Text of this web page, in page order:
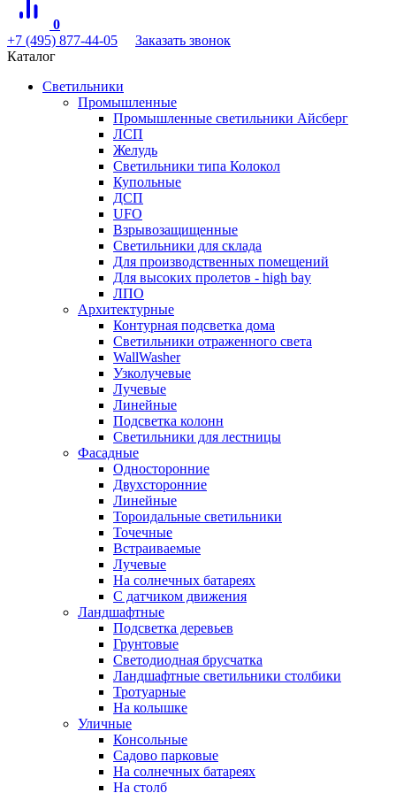
0
+7 (495) 877-44-05
Заказать звонок
Каталог
Светильники
Промышленные
Промышленные светильники Айсберг
ЛСП
Желудь
Светильники типа Колокол
Купольные
ДСП
UFO
Взрывозащищенные
Светильники для склада
Для производственных помещений
Для высоких пролетов - high bay
ЛПО
Архитектурные
Контурная подсветка дома
Светильники отраженного света
WallWasher
Узколучевые
Лучевые
Линейные
Подсветка колонн
Светильники для лестницы
Фасадные
Односторонние
Двухсторонние
Линейные
Тороидальные светильники
Точечные
Встраиваемые
Лучевые
На солнечных батареях
С датчиком движения
Ландшафтные
Подсветка деревьев
Грунтовые
Светодиодная брусчатка
Ландшафтные светильники столбики
Тротуарные
На колышке
Уличные
Консольные
Садово парковые
На солнечных батареях
На столб